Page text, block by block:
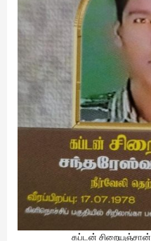
கப்டன் சிறையஞ்சான்